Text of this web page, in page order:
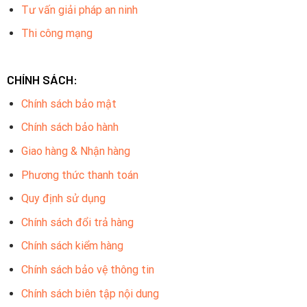
cao, ngay cả trong điều kiện ánh sáng yếu.
Tích hợp đèn ánh sáng trắng:
DS-2CD1327G0-LU được trang bị đèn ánh sáng trắng có
khả năng chiếu sáng tới 30 mét, giúp bạn quay video và
Tư vấn giải pháp an ninh
Thi công mạng
CHÍNH SÁCH:
Chính sách bảo mật
Chính sách bảo hành
Giao hàng & Nhận hàng
Phương thức thanh toán
Quy định sử dụng
Chính sách đổi trả hàng
Chính sách kiểm hàng
Chính sách bảo vệ thông tin
Chính sách biên tập nội dung